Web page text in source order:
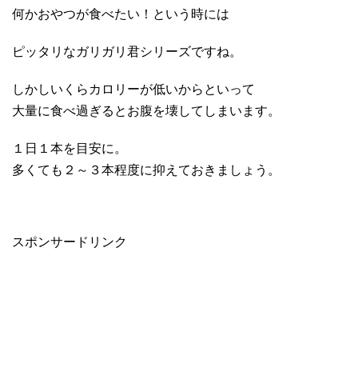
何かおやつが食べたい！という時には
ピッタリなガリガリ君シリーズですね。
しかしいくらカロリーが低いからといって
大量に食べ過ぎるとお腹を壊してしまいます。
１日１本を目安に。
多くても２～３本程度に抑えておきましょう。
スポンサードリンク